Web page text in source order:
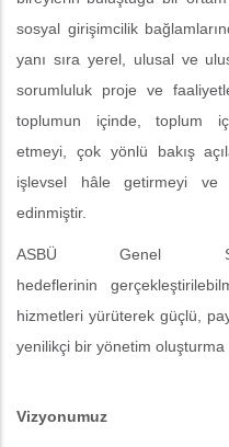
sosyal girişimcilik
yanı sıra yerel, ulusal ve
sorumluluk proje ve
toplumun içinde, toplum
etmeyi, çok yönlü bakış
işlevsel hâle getirmeyi ve
edinmiştir.
ASBÜ Genel
hedeflerinin
hizmetleri yürüterek güçlü,
yenilikçi bir yönetim oluşturma
Vizyonumuz